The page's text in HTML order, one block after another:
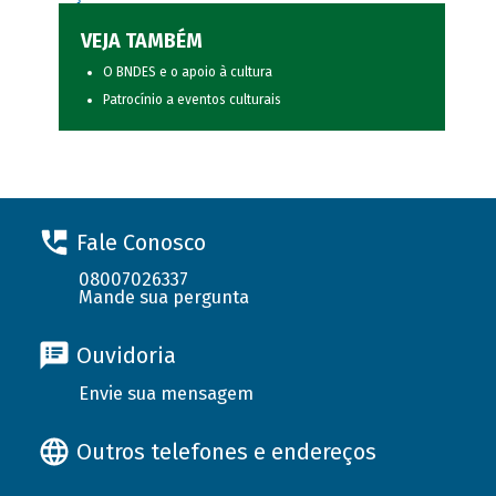
VEJA TAMBÉM
O BNDES e o apoio à cultura
Patrocínio a eventos culturais
Fale Conosco
08007026337
Mande sua pergunta
Ouvidoria
Envie sua mensagem
Outros telefones e endereços